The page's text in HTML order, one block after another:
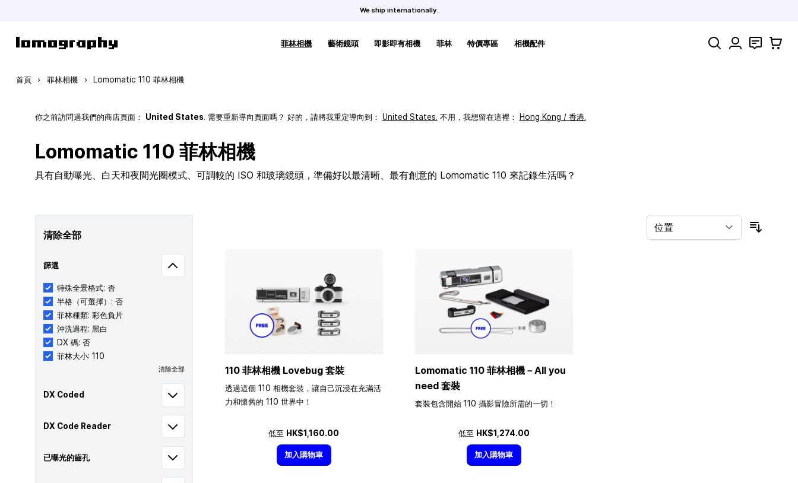
We ship internationally.
菲林相機 藝術鏡頭 即影即有相機 菲林 特價專區 相機配件 搜索 聯絡 購物車
首頁 › 菲林相機 › Lomomatic 110 菲林相機
你之前訪問過我們的商店頁面： United States. 需要重新導向頁面嗎？ 好的，請將我重定導向到： United States. 不用，我想留在這裡： Hong Kong / 香港.
Lomomatic 110 菲林相機
具有自動曝光、白天和夜間光圈模式、可調較的 ISO 和玻璃鏡頭，準備好以最清晰、最有創意的 Lomomatic 110 來記錄生活嗎？
清除全部
篩選
特殊全景格式: 否
半格（可選擇）: 否
菲林種類: 彩色負片
沖洗過程: 黑白
DX 碼: 否
菲林大小: 110
清除全部
DX Coded
DX Code Reader
已曝光的齒孔
110 菲林相機 Lovebug 套裝
透過這個 110 相機套裝，讓自己沉浸在充滿活
力和懷舊的 110 世界中！
低至 HK$1,160.00
加入購物車
Lomomatic 110 菲林相機－All you
need 套裝
套裝包含開始 110 攝影冒險所需的一切！
低至 HK$1,274.00
加入購物車